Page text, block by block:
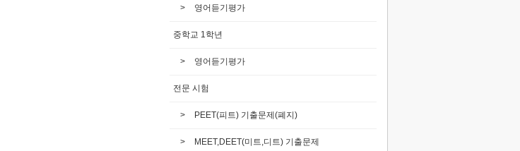
영어듣기평가
중학교 1학년
영어듣기평가
전문 시험
PEET(피트) 기출문제(폐지)
MEET,DEET(미트,디트) 기출문제